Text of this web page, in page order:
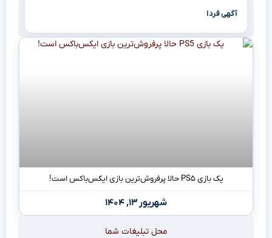
آگهی فردا
یک بازی PS۵ حالا پرفروش‌ترین بازی‌ ایکس‌باکس است!
شهریور ۱۳, ۱۴۰۴
محل تبلیغات شما